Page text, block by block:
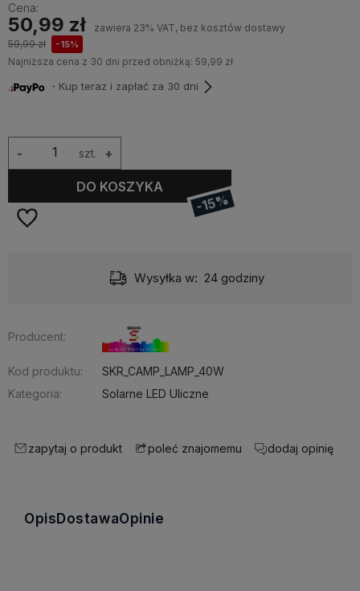
Cena:
50,99 zł
zawiera 23% VAT, bez kosztów dostawy
59,99 zł
-15%
Najniższa cena z 30 dni przed obniżką: 59,99 zł
・Kup teraz i zapłać za 30 dni
szt. +
-
DO KOSZYKA
-15%
Wysyłka w: 24 godziny
Producent:
Kod produktu:
SKR_CAMP_LAMP_40W
Kategoria:
Solarne LED Uliczne
zapytaj o produkt poleć znajomemu dodaj opinię
OpisDostawaOpinie